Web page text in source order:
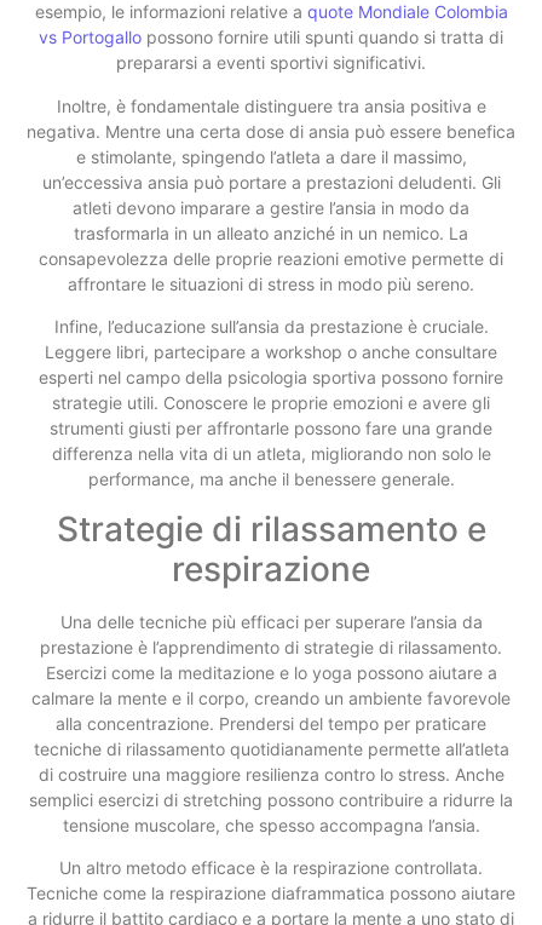
esempio, le informazioni relative a quote Mondiale Colombia
vs Portogallo possono fornire utili spunti quando si tratta di
prepararsi a eventi sportivi significativi.
Inoltre, è fondamentale distinguere tra ansia positiva e
negativa. Mentre una certa dose di ansia può essere benefica
e stimolante, spingendo l’atleta a dare il massimo,
un’eccessiva ansia può portare a prestazioni deludenti. Gli
atleti devono imparare a gestire l’ansia in modo da
trasformarla in un alleato anziché in un nemico. La
consapevolezza delle proprie reazioni emotive permette di
affrontare le situazioni di stress in modo più sereno.
Infine, l’educazione sull’ansia da prestazione è cruciale.
Leggere libri, partecipare a workshop o anche consultare
esperti nel campo della psicologia sportiva possono fornire
strategie utili. Conoscere le proprie emozioni e avere gli
strumenti giusti per affrontarle possono fare una grande
differenza nella vita di un atleta, migliorando non solo le
performance, ma anche il benessere generale.
Strategie di rilassamento e
respirazione
Una delle tecniche più efficaci per superare l’ansia da
prestazione è l’apprendimento di strategie di rilassamento.
Esercizi come la meditazione e lo yoga possono aiutare a
calmare la mente e il corpo, creando un ambiente favorevole
alla concentrazione. Prendersi del tempo per praticare
tecniche di rilassamento quotidianamente permette all’atleta
di costruire una maggiore resilienza contro lo stress. Anche
semplici esercizi di stretching possono contribuire a ridurre la
tensione muscolare, che spesso accompagna l’ansia.
Un altro metodo efficace è la respirazione controllata.
Tecniche come la respirazione diaframmatica possono aiutare
a ridurre il battito cardiaco e a portare la mente a uno stato di